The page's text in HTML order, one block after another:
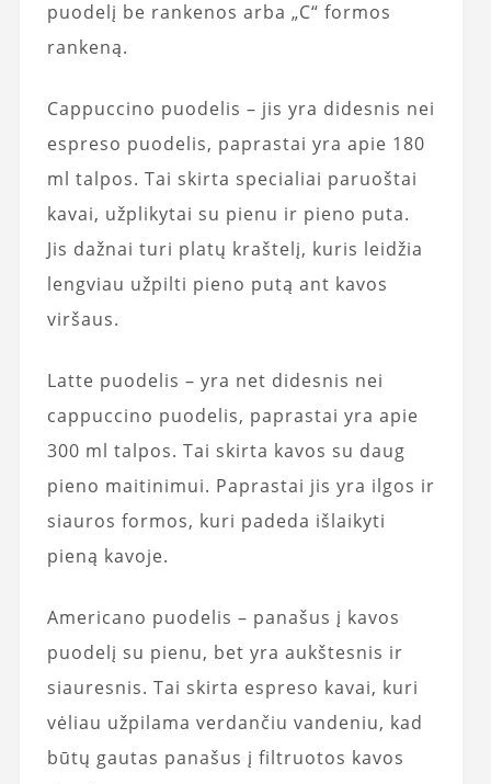
puodelį be rankenos arba „C“ formos
rankeną.
Cappuccino puodelis – jis yra didesnis nei
espreso puodelis, paprastai yra apie 180
ml talpos. Tai skirta specialiai paruoštai
kavai, užplikytai su pienu ir pieno puta.
Jis dažnai turi platų kraštelį, kuris leidžia
lengviau užpilti pieno putą ant kavos
viršaus.
Latte puodelis – yra net didesnis nei
cappuccino puodelis, paprastai yra apie
300 ml talpos. Tai skirta kavos su daug
pieno maitinimui. Paprastai jis yra ilgos ir
siauros formos, kuri padeda išlaikyti
pieną kavoje.
Americano puodelis – panašus į kavos
puodelį su pienu, bet yra aukštesnis ir
siauresnis. Tai skirta espreso kavai, kuri
vėliau užpilama verdančiu vandeniu, kad
būtų gautas panašus į filtruotos kavos